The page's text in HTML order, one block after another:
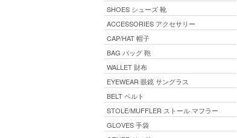
SHOES シューズ 靴
ACCESSORIES アクセサリー
CAP/HAT 帽子
BAG バッグ 鞄
WALLET 財布
EYEWEAR 眼鏡 サングラス
BELT ベルト
STOLE/MUFFLER ストール マフラー
GLOVES 手袋